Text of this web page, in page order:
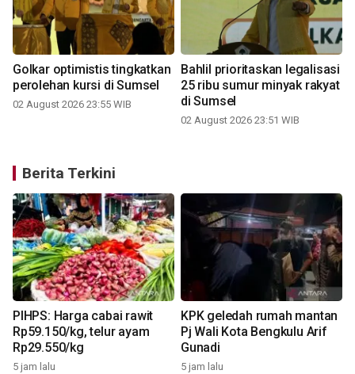
Golkar optimistis tingkatkan
perolehan kursi di Sumsel
02 August 2026 23:55 WIB
Bahlil prioritaskan legalisasi
25 ribu sumur minyak rakyat
di Sumsel
02 August 2026 23:51 WIB
Berita Terkini
PIHPS: Harga cabai rawit
Rp59.150/kg, telur ayam
Rp29.550/kg
5 jam lalu
KPK geledah rumah mantan
Pj Wali Kota Bengkulu Arif
Gunadi
5 jam lalu